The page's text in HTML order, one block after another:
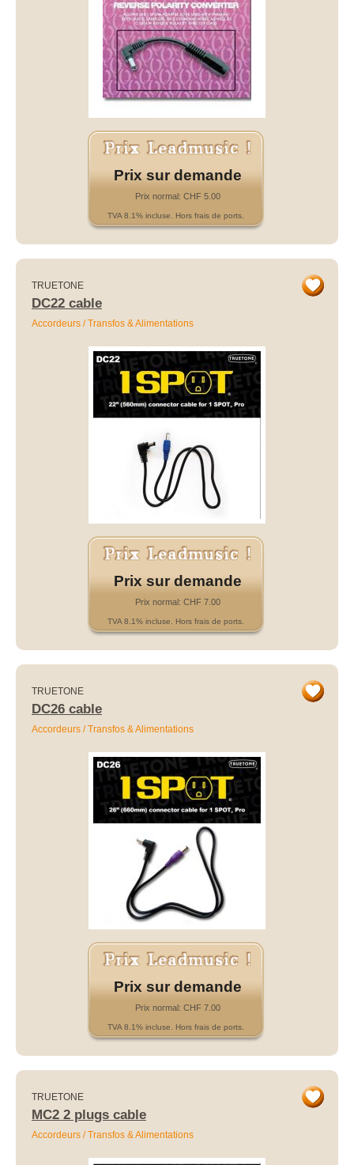
Prix sur demande
Prix normal: CHF 5.00
TVA 8.1% incluse. Hors frais de ports.
TRUETONE
DC22 cable
Accordeurs / Transfos & Alimentations
Prix sur demande
Prix normal: CHF 7.00
TVA 8.1% incluse. Hors frais de ports.
TRUETONE
DC26 cable
Accordeurs / Transfos & Alimentations
Prix sur demande
Prix normal: CHF 7.00
TVA 8.1% incluse. Hors frais de ports.
TRUETONE
MC2 2 plugs cable
Accordeurs / Transfos & Alimentations